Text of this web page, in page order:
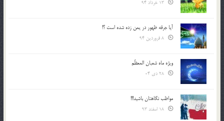
آیا جرقه ظهور در یمن زده شده است ؟!
ویژه ماه شعبان المعظّم
مواظب نگاهتان باشید!!!